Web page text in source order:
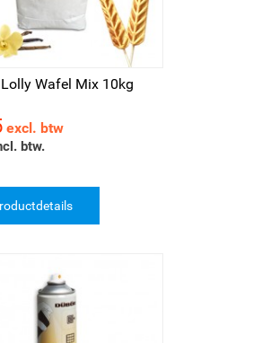
Lolly Wafel Mix 10kg
excl. btw
btw.